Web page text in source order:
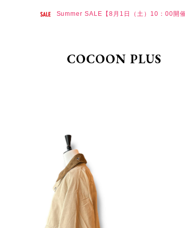
Summer SALE【8月1日（土）10：00開催
COCOON PLUS